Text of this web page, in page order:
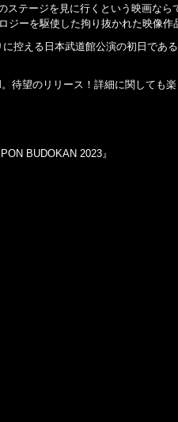
テージを見に行くという映画な
ーを駆使した拘り抜かれた映像作
控える日本武道館公演の初日であ
待望のリリース！詳細に関しても楽
BUDOKAN 2023』